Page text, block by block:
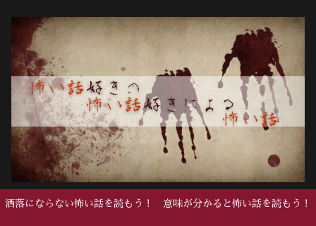
洒落にならない怖い話を読もう！ 意味が分かると怖い話を読もう！